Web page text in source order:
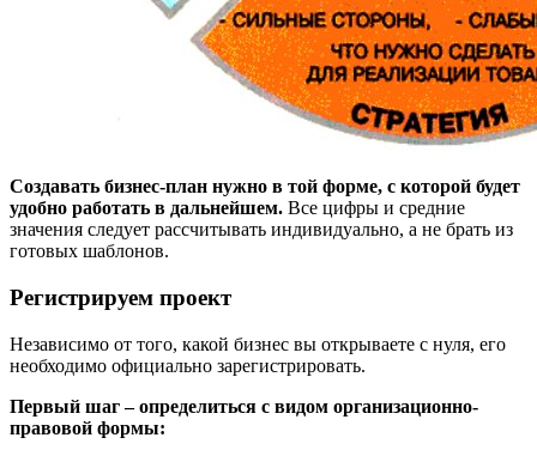
Создавать бизнес-план нужно в той форме, с которой будет
удобно работать в дальнейшем. Все цифры и средние
значения следует рассчитывать индивидуально, а не брать из
готовых шаблонов.
Регистрируем проект
Независимо от того, какой бизнес вы открываете с нуля, его
необходимо официально зарегистрировать.
Первый шаг – определиться с видом организационно-
правовой формы: